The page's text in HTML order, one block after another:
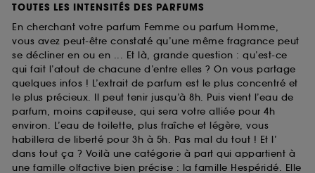
TOUTES LES INTENSITÉS DES PARFUMS
En cherchant votre parfum Femme ou parfum Homme,
vous avez peut-être constaté qu’une même fragrance peut
se décliner en ou en ... Et là, grande question : qu’est-ce
qui fait l’atout de chacune d’entre elles ? On vous partage
quelques infos ! L’extrait de parfum est le plus concentré et
le plus précieux. Il peut tenir jusqu’à 8h. Puis vient l’eau de
parfum, moins capiteuse, qui sera votre alliée pour 4h
environ. L’eau de toilette, plus fraîche et légère, vous
habillera de liberté pour 3h à 5h. Pas mal du tout ! Et l’
dans tout ça ? Voilà une catégorie à part qui appartient à
une famille olfactive bien précise : la famille Hespéridé. Elle